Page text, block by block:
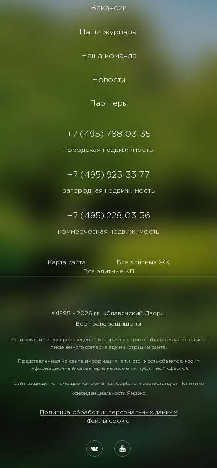
Вакансии
Наши журналы
Наша команда
Новости
Партнеры
+7 (495) 788-03-35
городская недвижимость
+7 (495) 925-33-77
загородная недвижимость
+7 (495) 228-03-36
коммерческая недвижимость
Карта сайта
Все элитные ЖК
Все элитные КП
©1995 - 2026 гг. «Славянский Двор».
Все права защищены
Копирование и воспроизведение материалов этого сайта возможно только с
письменного согласия администрации сайта.
Представленная на сайте информация, в т.ч. стоимость объектов, носит
информационный характер и не является публичной офертой.
Сайт защищен с помощью Yandex SmartCaptcha и соответствует Политике
конфиденциальности Яндекс.
Политика обработки персональных данных
Файлы cookie